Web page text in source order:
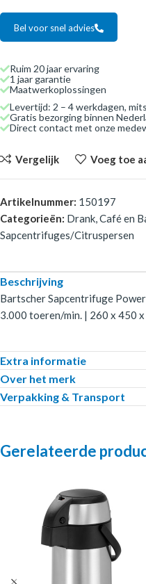
Bel voor snel advies
Ruim 20 jaar ervaring
1 jaar garantie
Maatwerkoplossingen
Levertijd: 2 – 4 werkdagen,
Gratis bezorging binnen
Direct contact met onze
Vergelijk Voeg toe
Artikelnummer: 150197
Categorieën: Drank, Café en
Sapcentrifuges/Citruspersen
Beschrijving
Bartscher Sapcentrifuge
3.000 toeren/min. | 260 x 450
Extra informatie
Over het merk
Verpakking & Transport
Gerelateerde